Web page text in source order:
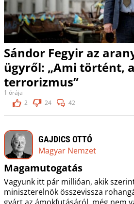
Sándor Fegyir az
ügyről: „Ami történt,
terrorizmus”
1 órája
2
24 42
GAJDICS OTTÓ
Magyar Nemzet
Magamutogatás
Vagyunk itt pár millióan, akik
miniszterelnök összevissza